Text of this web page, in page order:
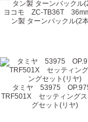
ヨコモ ZC-TB36T
ン製 ターンバックル(2
タミヤ 53975
TRF501X セッティングス
グセット(リヤ)